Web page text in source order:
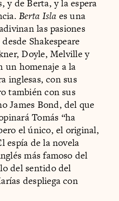
y de Berta, y la espera
Berta Isla es una
las pasiones
Shakespeare
Doyle, Melville y
un homenaje a la
inglesas, con sus
también con sus
James Bond, del que
Tomás “ha
el único, el original,
espía de la novela
más famoso del
del sentido del
despliega con